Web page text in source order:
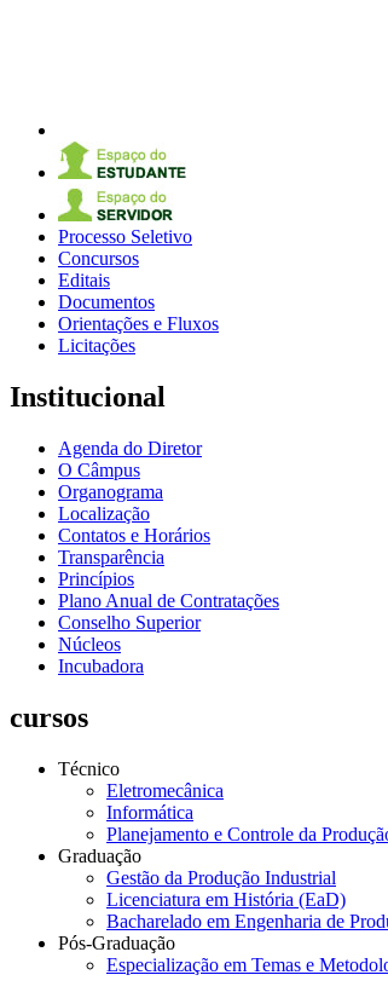
Processo Seletivo
Concursos
Editais
Documentos
Orientações e Fluxos
Licitações
Institucional
Agenda do Diretor
O Câmpus
Organograma
Localização
Contatos e Horários
Transparência
Princípios
Plano Anual de Contratações
Conselho Superior
Núcleos
Incubadora
cursos
Técnico
Eletromecânica
Informática
Planejamento e Controle da
Graduação
Gestão da Produção Industrial
Licenciatura em História (EaD)
Bacharelado em Engenharia de
Pós-Graduação
Especialização em Temas e